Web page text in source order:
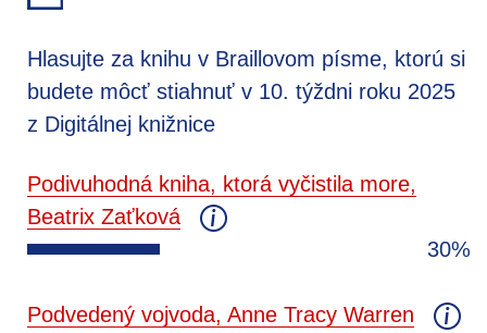
Hlasujte za knihu v Braillovom písme, ktorú si
budete môcť stiahnuť v 10. týždni roku 2025
z Digitálnej knižnice
Podivuhodná kniha, ktorá vyčistila more,
Beatrix Zaťková
30%
Podvedený vojvoda, Anne Tracy Warren